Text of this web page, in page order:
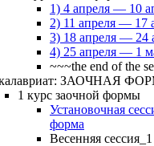
1) 4 апреля — 10
2) 11 апреля — 17
3) 18 апреля — 24
4) 25 апреля — 1
~~~the end of the
ЗАОЧНАЯ
1 курс заочной формы
Установочная
форма
Весенняя